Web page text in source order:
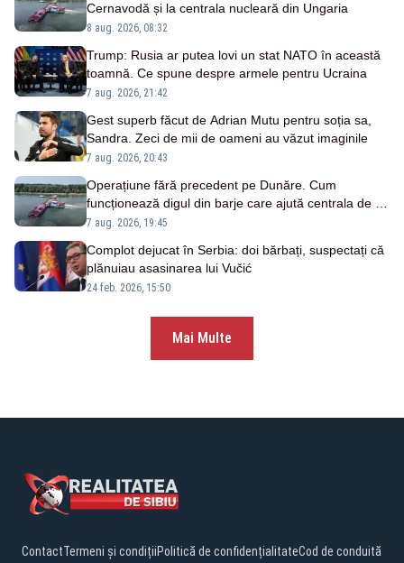
Cernavodă și la centrala nucleară din Ungaria
8 aug. 2026, 08:32
Trump: Rusia ar putea lovi un stat NATO în această
toamnă. Ce spune despre armele pentru Ucraina
7 aug. 2026, 21:42
Gest superb făcut de Adrian Mutu pentru soția sa,
Sandra. Zeci de mii de oameni au văzut imaginile
7 aug. 2026, 20:43
Operațiune fără precedent pe Dunăre. Cum
funcționează digul din barje care ajută centrala de la
Cernavodă
7 aug. 2026, 19:45
Complot dejucat în Serbia: doi bărbați, suspectați că
plănuiau asasinarea lui Vučić
24 feb. 2026, 15:50
Mai Multe
ContactTermeni și condițiiPolitică de confidențialitateCod de conduită